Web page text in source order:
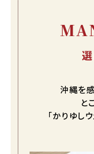
沖縄を
と
「かりゆし